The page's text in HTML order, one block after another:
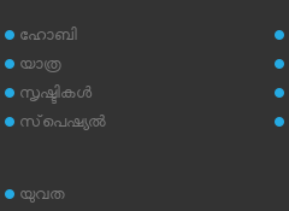
ഹോബി
യാത്ര
സൃഷ്ടികള്‍
സ്‌പെഷ്യല്‍
യുവത